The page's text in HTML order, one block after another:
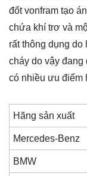
đốt vonfram tạo
chứa khí trơ và
rất thông dụng do
cháy do vậy
có nhiều ưu điểm
Hãng sản xuất
Mercedes-Benz
BMW